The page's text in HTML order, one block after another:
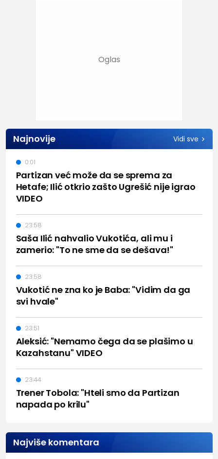
Najnovije Vidi sve
Partizan već može da se sprema za
Hetafe; Ilić otkrio zašto Ugrešić nije igrao
VIDEO
0:01
Saša Ilić nahvalio Vukotića, ali mu i
zamerio: "To ne sme da se dešava!"
23:58
Vukotić ne zna ko je Baba: "Vidim da ga
svi hvale"
23:58
Aleksić: "Nemamo čega da se plašimo u
Kazahstanu" VIDEO
23:51
Trener Tobola: "Hteli smo da Partizan
napada po krilu"
23:44
Najviše komentara